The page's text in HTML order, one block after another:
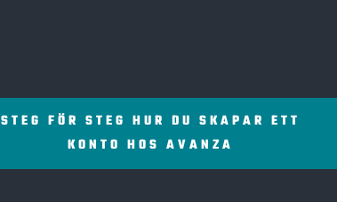
STEG FÖR STEG HUR DU SKAPAR ETT
KONTO HOS AVANZA